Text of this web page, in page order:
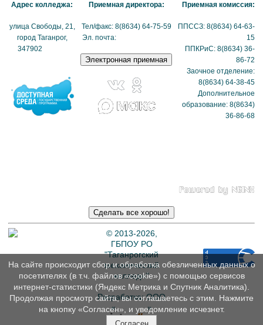
Адрес колледжа:
улица Свободы, 21,
город Таганрог,
347902
Приемная директора:
Тел/факс: 8(8634) 64-75-59
Эл. почта:
Приемная комиссия:
ППССЗ: 8(8634) 64-63-
15
ППКРиС: 8(8634) 36-
86-72
Заочное отделение:
8(8634) 64-38-45
Дополнительное
образование: 8(8634)
36-86-68
© 2013-2026,
ГБПОУ РО
"Таганрогский
механический
колледж"
Разработка: ООО
«Интэрсо»
На сайте происходит сбор и обработка обезличенных данных о
посетителях (в т.ч. файлов «cookie») с помощью сервисов
интернет-статистики (Яндекс Метрика и Спутник Аналитика).
Продолжая просмотр сайта, вы соглашаетесь с этим. Нажмите
на кнопку «Согласен», и уведомление исчезнет.